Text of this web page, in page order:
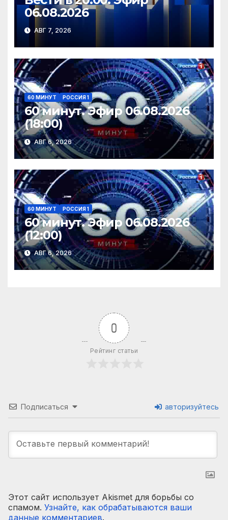
06.08.2026
АВГ 7, 2026
60 МИНУТ РОССИЯ 1
60 минут. Эфир 06.08.2026
(18:00)
АВГ 6, 2026
60 МИНУТ РОССИЯ 1
60 минут. Эфир 06.08.2026
(12:00)
АВГ 6, 2026
0
Рейтинг статьи
Подписаться авторизуйтесь
Этот сайт использует Akismet для борьбы со
спамом. Узнайте, как обрабатываются ваши
данные комментариев.